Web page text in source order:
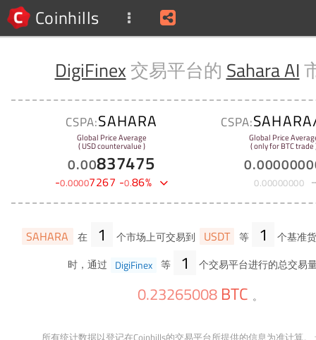
Coinhills
DigiFinex 交易平台的 Sahara AI
CSPA:SAHARA
Global Price Average
( USD countervalue )
0.00837475
-0.00007267 -0.86%
CSPA:
Global Price
( only for BTC trade
0.
0.00000000
SAHARA 在 1 个市场上可交易到 USDT 等 1
个基准
时，通过 DigiFinex 等 1 个交易平台进行的总交易
0.23265008 BTC 。